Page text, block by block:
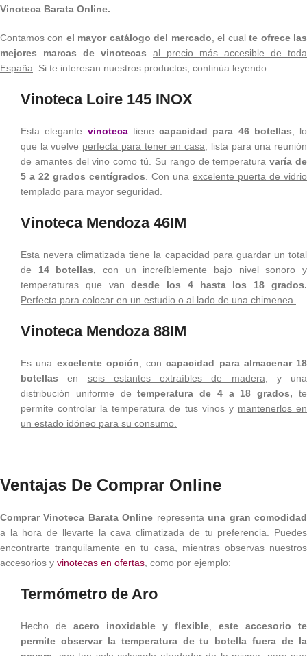
Vinoteca Barata Online.
Contamos con el mayor catálogo del mercado , el cualte ofrece las
mejores marcas de vinotecas
al precio más accesible de toda
España . Si te interesan nuestros productos, continúa leyendo.
Vinoteca Loire 145 INOX
Esta elegante vinotecatiene capacidad para 46 botellas , lo
que la vuelve perfecta para tener en casa , lista para una reunión
de amantes del vino como tú. Su rango de temperaturavaría de
5 a 22 grados centígrados . Con una excelente puerta de vidrio
templado para mayor seguridad.
Vinoteca Mendoza 46IM
Esta nevera climatizada tiene la capacidad para guardar un total
de 14 botellas, con un increíblemente bajo nivel sonoro y
temperaturas que vandesde los 4 hasta los 18 grados.
Perfecta para colocar en un estudio o al lado de una chimenea.
Vinoteca Mendoza 88IM
Es una excelente opción , concapacidad para almacenar 18
botellas en seis estantes extraíbles de madera , y una
distribución uniforme detemperatura de 4 a 18 grados, te
permite controlar la temperatura de tus vinos y mantenerlos en
un estado idóneo para su consumo.
Ventajas De Comprar Online
Comprar Vinoteca Barata Online representa una gran comodidad
a la hora de llevarte la cava climatizada de tu preferencia. Puedes
encontrarte tranquilamente en tu casa , mientras observas nuestros
accesorios y vinotecas en ofertas , como por ejemplo:
Termómetro de Aro
Hecho de acero inoxidable y flexible
este accesorio te
permite observar la temperatura de tu botella fuera de la